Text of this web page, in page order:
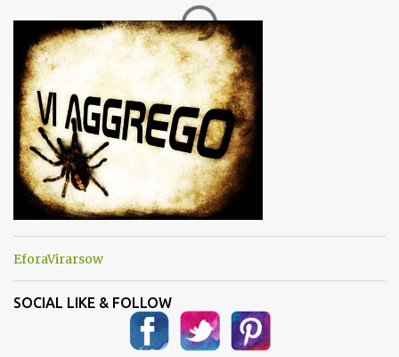
n
t
i
EforaVirarsow
SOCIAL LIKE & FOLLOW